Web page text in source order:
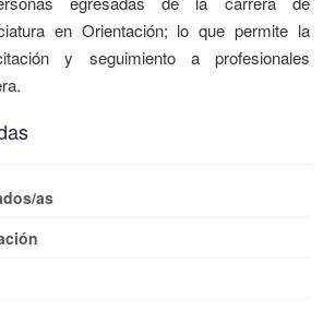
en Orientación; lo que permite la
y seguimiento a profesionales
as